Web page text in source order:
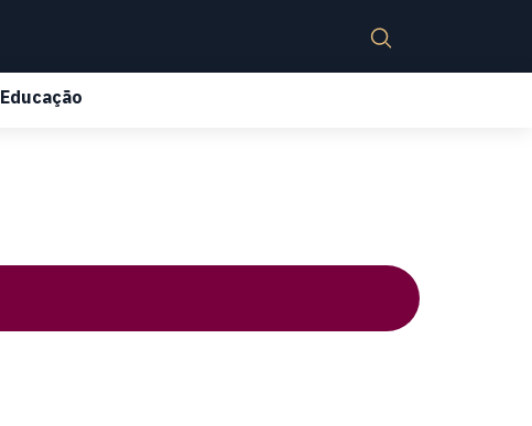
Educação